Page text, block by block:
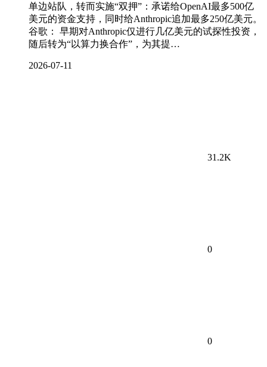
单边站队，转而实施“双押”：承诺给OpenAI最多500亿
美元的资金支持，同时给Anthropic追加最多250亿美元。
谷歌： 早期对Anthropic仅进行几亿美元的试探性投资，
随后转为“以算力换合作”，为其提…
2026-07-11
31.2K
0
0